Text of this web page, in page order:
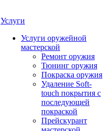
Услуги
Услуги оружейной
мастерской
Ремонт оружия
Тюнинг оружия
Покраска оружия
Удаление Soft-
touch покрытия с
последующей
покраской
Прейскурант